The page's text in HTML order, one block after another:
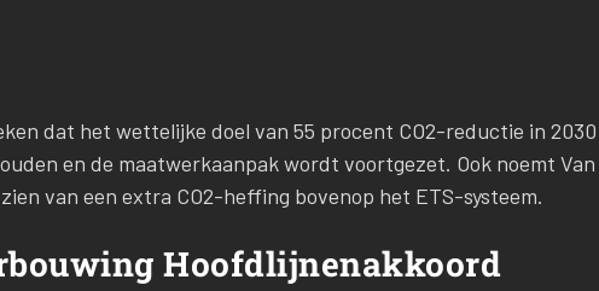
dat het wettelijke doel van 55 procent CO2-reductie in
en de maatwerkaanpak wordt voortgezet. Ook noemt
van een extra CO2-heffing bovenop het ETS-systeem.
Hoofdlijnenakkoord